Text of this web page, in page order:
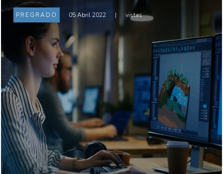
PREGRADO 05 Abril 2022 | vistas